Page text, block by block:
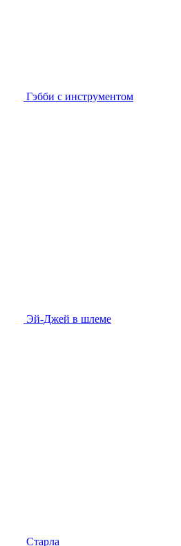
Гэбби с инструментом
Эй-Джей в шлеме
Старла